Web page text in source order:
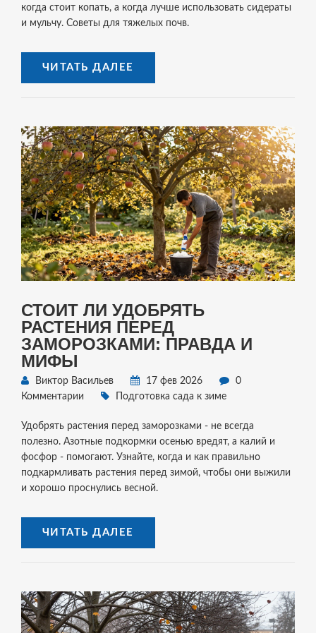
когда стоит копать, а когда лучше использовать сидераты
и мульчу. Советы для тяжелых почв.
ЧИТАТЬ ДАЛЕЕ
СТОИТ ЛИ УДОБРЯТЬ
РАСТЕНИЯ ПЕРЕД
ЗАМОРОЗКАМИ: ПРАВДА И
МИФЫ
Виктор Васильев 17 фев 2026
0
Комментарии
Подготовка сада к зиме
Удобрять растения перед заморозками - не всегда
полезно. Азотные подкормки осенью вредят, а калий и
фосфор - помогают. Узнайте, когда и как правильно
подкармливать растения перед зимой, чтобы они выжили
и хорошо проснулись весной.
ЧИТАТЬ ДАЛЕЕ